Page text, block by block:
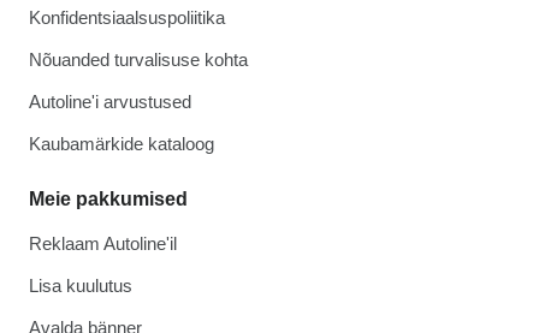
Konfidentsiaalsuspoliitika
Nõuanded turvalisuse kohta
Autoline'i arvustused
Kaubamärkide kataloog
Meie pakkumised
Reklaam Autoline'il
Lisa kuulutus
Avalda bänner